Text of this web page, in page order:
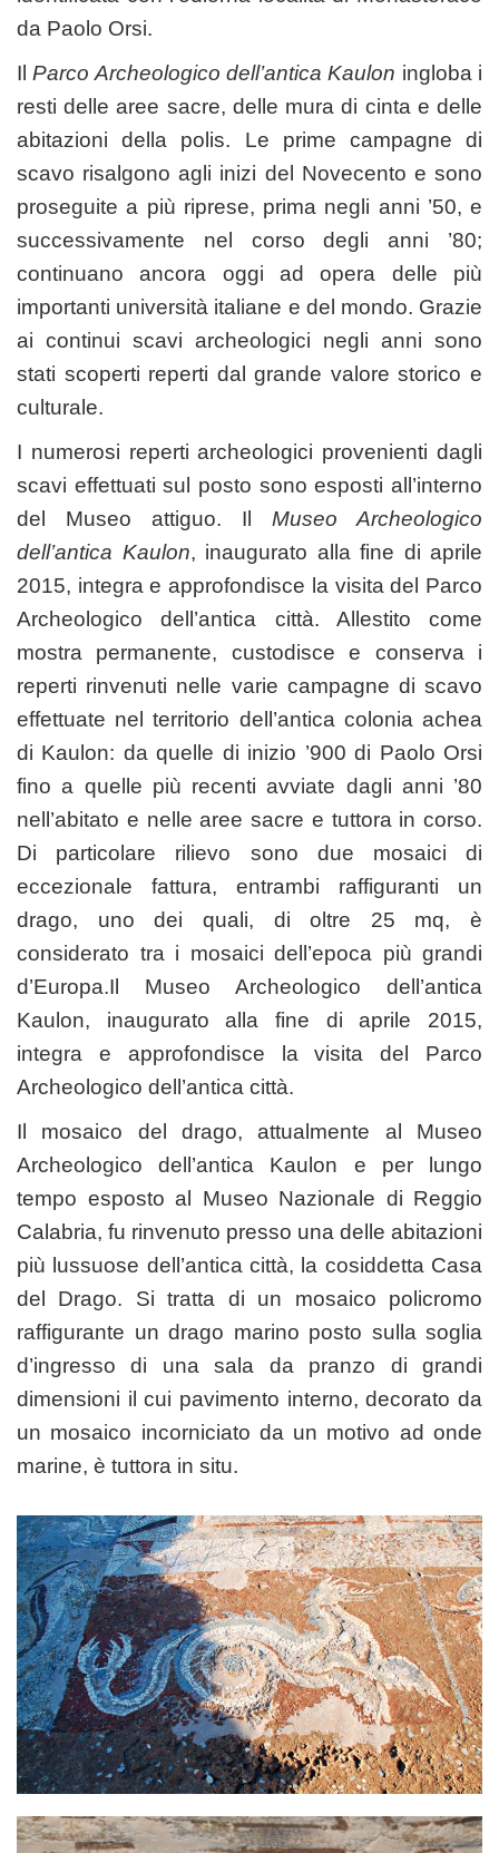
da Paolo Orsi.
IlParco Archeologico dell’antica Kaulon ingloba i
resti delle aree sacre, delle mura di cinta e delle
abitazioni della polis. Le prime campagne di
scavo risalgono agli inizi del Novecento e sono
proseguite a più riprese, prima negli anni ’50, e
successivamente nel corso degli anni ’80;
continuano ancora oggi ad opera delle più
importanti università italiane e del mondo. Grazie
ai continui scavi archeologici negli anni sono
stati scoperti reperti dal grande valore storico e
culturale.
I numerosi reperti archeologici provenienti dagli
scavi effettuati sul posto sono esposti all’interno
del Museo attiguo. Il Museo Archeologico
dell’antica Kaulon, inaugurato alla fine di aprile
2015, integra e approfondisce la visita del Parco
Archeologico dell’antica città. Allestito come
mostra permanente, custodisce e conserva i
reperti rinvenuti nelle varie campagne di scavo
effettuate nel territorio dell’antica colonia achea
di Kaulon: da quelle di inizio ’900 di Paolo Orsi
fino a quelle più recenti avviate dagli anni ’80
nell’abitato e nelle aree sacre e tuttora in corso.
Di particolare rilievo sono due mosaici di
eccezionale fattura, entrambi raffiguranti un
drago, uno dei quali, di oltre 25 mq, è
considerato tra i mosaici dell’epoca più grandi
d’Europa.Il Museo Archeologico dell’antica
Kaulon, inaugurato alla fine di aprile 2015,
integra e approfondisce la visita del Parco
Archeologico dell’antica città.
Il mosaico del drago, attualmente al Museo
Archeologico dell’antica Kaulon e per lungo
tempo esposto al Museo Nazionale di Reggio
Calabria, fu rinvenuto presso una delle abitazioni
più lussuose dell’antica città, la cosiddetta Casa
del Drago. Si tratta di un mosaico policromo
raffigurante un drago marino posto sulla soglia
d’ingresso di una sala da pranzo di grandi
dimensioni il cui pavimento interno, decorato da
un mosaico incorniciato da un motivo ad onde
marine, è tuttora in situ.